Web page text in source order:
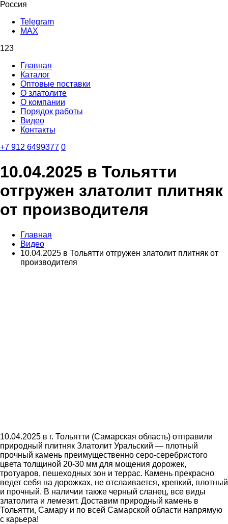
Россия
Telegram
MAX
123
Главная
Каталог
Оптовые поставки
О златолите
О компании
Порядок работы
Видео
Контакты
‪+7 912 6499377‬ 0
10.04.2025 в Тольятти
отгружен златолит плитняк
от производителя
Главная
Видео
10.04.2025 в Тольятти отгружен златолит плитняк от
производителя
10.04.2025 в г. Тольятти (Самарская область) отправили
природный плитняк Златолит Уральский — плотный
прочный камень преимущественно серо-серебристого
цвета толщиной 20-30 мм для мощения дорожек,
тротуаров, пешеходных зон и террас. Камень прекрасно
ведет себя на дорожках, не отслаивается, крепкий, плотный
и прочный. В наличии также черный сланец, все виды
златолита и лемезит. Доставим природный камень в
Тольятти, Самару и по всей Самарской области напрямую
с карьера!